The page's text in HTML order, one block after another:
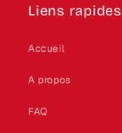
Liens rapides
Accueil
A propos
FAQ